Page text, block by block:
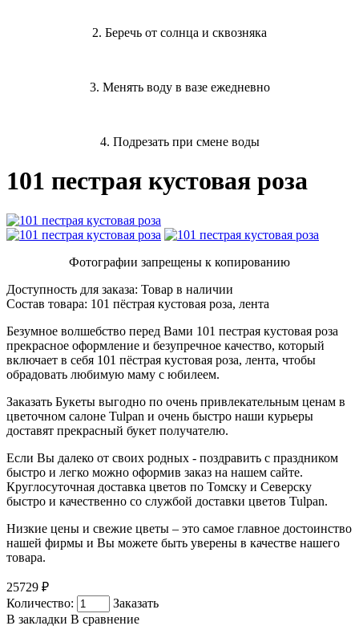
2. Беречь от солнца и сквозняка
3. Менять воду в вазе ежедневно
4. Подрезать при смене воды
101 пестрая кустовая роза
Фотографии запрещены к копированию
Доступность для заказа: Товар в наличии
Состав товара: 101 пёстрая кустовая роза, лента
Безумное волшебство перед Вами 101 пестрая кустовая роза
прекрасное оформление и безупречное качество, который
включает в себя 101 пёстрая кустовая роза, лента, чтобы
обрадовать любимую маму с юбилеем.
Заказать Букеты выгодно по очень привлекательным ценам в
цветочном салоне Tulpan и очень быстро наши курьеры
доставят прекрасный букет получателю.
Если Вы далеко от своих родных - поздравить с праздником
быстро и легко можно оформив заказ на нашем сайте.
Круглосуточная доставка цветов по Томску и Северску
быстро и качественно со службой доставки цветов Tulpan.
Низкие цены и свежие цветы – это самое главное достоинство
нашей фирмы и Вы можете быть уверены в качестве нашего
товара.
25729 ₽
Количество:
Заказать
В закладки В сравнение